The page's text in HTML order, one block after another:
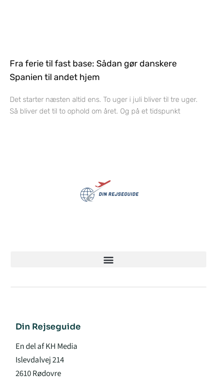
Fra ferie til fast base: Sådan gør danskere
Spanien til andet hjem
Det starter næsten altid ens. To uger i juli bliver til tre uger.
Så bliver det til to ophold om året. Og på et tidspunkt
Din Rejseguide
En del af KH Media
Islevdalvej 214
2610 Rødovre